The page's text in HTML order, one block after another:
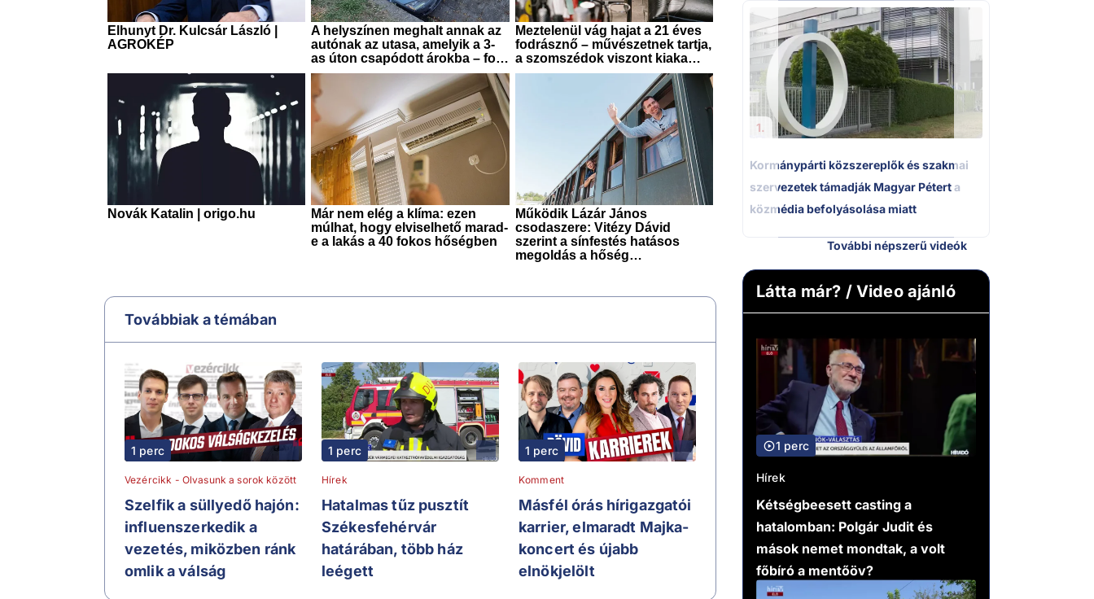
Továbbiak a témában
1 perc
Vezércikk - Olvasunk a sorok között
Szelfik a süllyedő hajón:
influenszerkedik a
vezetés, miközben ránk
omlik a válság
1 perc
Hírek
Hatalmas tűz pusztít
Székesfehérvár
határában, több ház
leégett
1 perc
Komment
Másfél órás hírigazgatói
karrier, elmaradt Majka-
koncert és újabb
elnökjelölt
1.
Kormánypárti közszereplők és szakmai
szervezetek támadják Magyar Pétert a
közmédia befolyásolása miatt
További népszerű videók
Látta már? / Video ajánló
1 perc
Hírek
Kétségbeesett casting a
hatalomban: Polgár Judit és
mások nemet mondtak, a volt
főbíró a mentőöv?